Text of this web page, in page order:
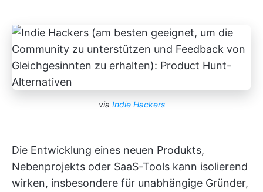
via Indie Hackers
Die Entwicklung eines neuen Produkts,
Nebenprojekts oder SaaS-Tools kann isolierend
wirken, insbesondere für unabhängige Gründer,